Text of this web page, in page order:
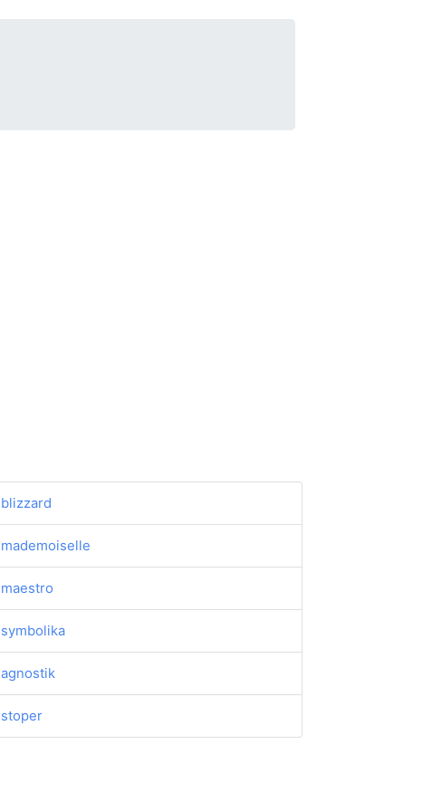
blizzard
mademoiselle
maestro
symbolika
agnostik
stoper